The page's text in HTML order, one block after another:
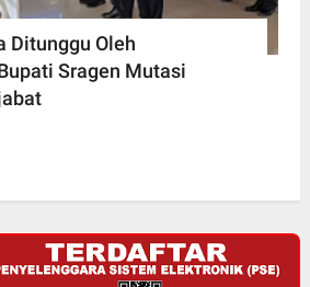
Ditunggu Oleh
Sragen Mutasi